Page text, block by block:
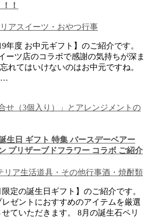
！
アスイーツ・おやつ行事
年度 お中元ギフト】のご紹介です。
ーツ店のコラボで感謝の気持ちが深ま
れてはいけないのはお中元ですね。
…
生日 ギフト 特集 バースデーベアー
プリザーブドフラワー コラボ ご紹介
リア生活道具・その他行事酒・焼酎類
定の誕生日ギフト】のご紹介です。
ゼントにおすすめのアイテムを厳選
ていただきます。 8月の誕生石ペリ